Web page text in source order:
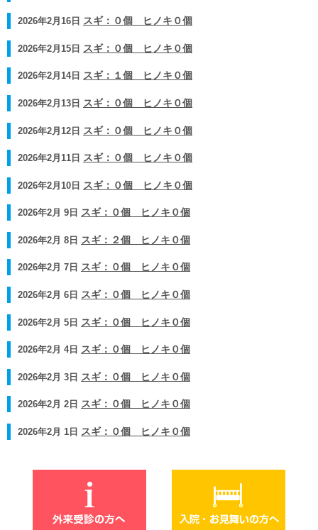
2026年2月16日 スギ：０個 ヒノキ０個
2026年2月15日 スギ：０個 ヒノキ０個
2026年2月14日 スギ：１個 ヒノキ０個
2026年2月13日 スギ：０個 ヒノキ０個
2026年2月12日 スギ：０個 ヒノキ０個
2026年2月11日 スギ：０個 ヒノキ０個
2026年2月10日 スギ：０個 ヒノキ０個
2026年2月 9日 スギ：０個 ヒノキ０個
2026年2月 8日 スギ：２個 ヒノキ０個
2026年2月 7日 スギ：０個 ヒノキ０個
2026年2月 6日 スギ：０個 ヒノキ０個
2026年2月 5日 スギ：０個 ヒノキ０個
2026年2月 4日 スギ：０個 ヒノキ０個
2026年2月 3日 スギ：０個 ヒノキ０個
2026年2月 2日 スギ：０個 ヒノキ０個
2026年2月 1日 スギ：０個 ヒノキ０個